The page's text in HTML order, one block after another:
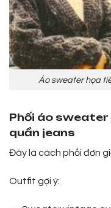
Áo sweater họa
Phối áo
quần jeans
Đây là cách phối đơn
Outfit gợi ý: